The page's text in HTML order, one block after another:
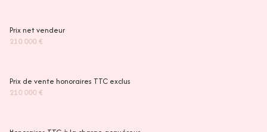
Prix net vendeur
210 000 €
Prix de vente honoraires TTC exclus
210 000 €